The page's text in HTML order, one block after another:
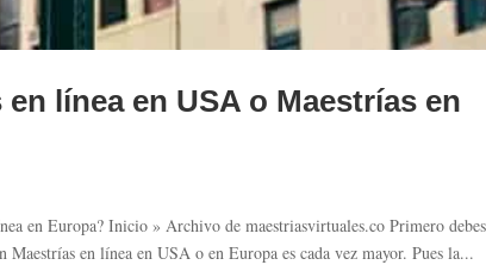
línea en USA o Maestrías en
en Europa? Inicio » Archivo de maestriasvirtuales.co Primero debes
en línea en USA o en Europa es cada vez mayor. Pues la...